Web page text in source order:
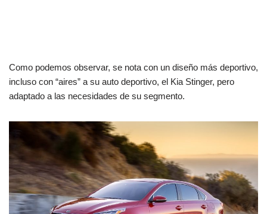
Como podemos observar, se nota con un diseño más deportivo,
incluso con “aires” a su auto deportivo, el Kia Stinger, pero
adaptado a las necesidades de su segmento.